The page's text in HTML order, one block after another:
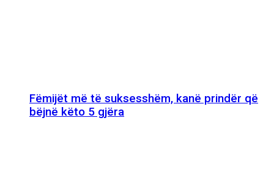
Fëmijët më të suksesshëm, kanë prindër që
bëjnë këto 5 gjëra